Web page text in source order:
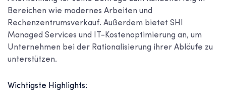
Bereichen wie modernes Arbeiten und
Rechenzentrumsverkauf. Außerdem bietet SHI
Managed Services und IT-Kostenoptimierung an, um
Unternehmen bei der Rationalisierung ihrer Abläufe zu
unterstützen.
Wichtigste Highlights: